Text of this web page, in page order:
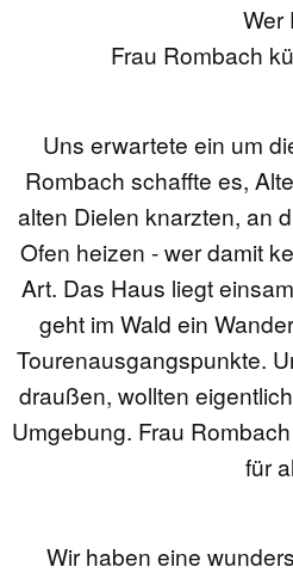
Wer
Frau Rombach
Uns erwartete ein um
Rombach schaffte es,
alten Dielen knarzten, an
Ofen heizen - wer damit
Art. Das Haus liegt
geht im Wald ein
Tourenausgangspunkte.
draußen, wollten
Umgebung. Frau
für
Wir haben eine